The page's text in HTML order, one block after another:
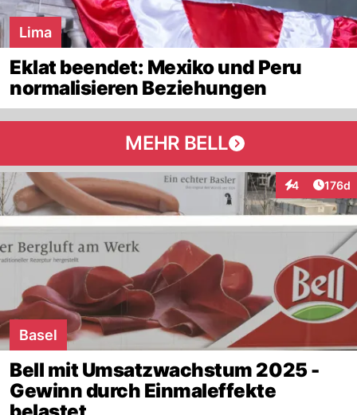
Lima
Eklat beendet: Mexiko und Peru
normalisieren Beziehungen
MEHR BELL
4
Interaktionen
176d
Basel
Bell mit Umsatzwachstum 2025 -
Gewinn durch Einmaleffekte